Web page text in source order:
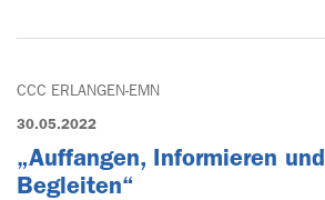
CCC ERLANGEN-EMN
30.05.2022
„Auffangen, Informieren und
Begleiten“